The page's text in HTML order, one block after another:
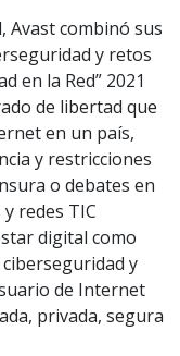
Avast combinó sus
y retos
en la Red” 2021
de libertad que
en un país,
y restricciones
o debates en
redes TIC
digital como
y
de Internet
privada, segura